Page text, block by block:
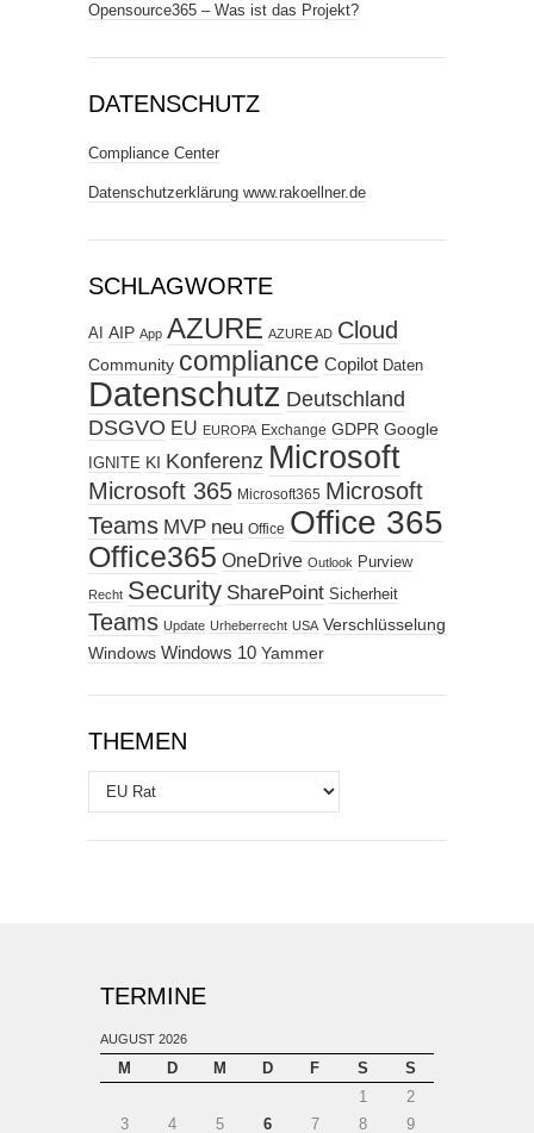
Opensource365 – Was ist das Projekt?
DATENSCHUTZ
Compliance Center
Datenschutzerklärung www.rakoellner.de
SCHLAGWORTE
AI AIP App AZURE AZURE AD Cloud
Community compliance Copilot Daten
Datenschutz Deutschland
DSGVO EU EUROPA Exchange GDPR Google
IGNITE KI Konferenz Microsoft
Microsoft 365 Microsoft365 Microsoft
Teams MVP neu Office Office 365
Office365 OneDrive Outlook Purview
Recht Security SharePoint Sicherheit
Teams Update Urheberrecht USA Verschlüsselung
Windows Windows 10 Yammer
THEMEN
Themen
TERMINE
AUGUST 2026
M D M D F S
S
1
2
3
4 5 6 7 8 9